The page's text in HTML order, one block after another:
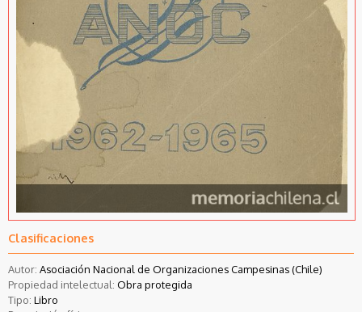
Clasificaciones
Autor: Asociación Nacional de Organizaciones Campesinas (Chile)
Propiedad intelectual: Obra protegida
Tipo: Libro